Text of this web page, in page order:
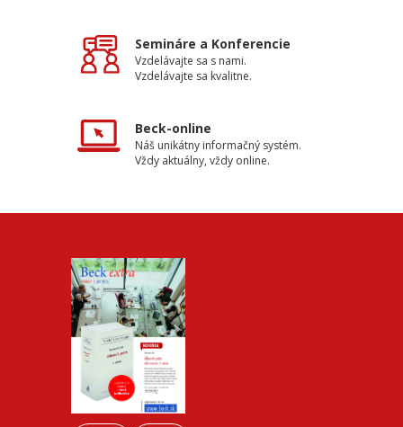
Semináre a Konferencie
Vzdelávajte sa s nami.
Vzdelávajte sa kvalitne.
Beck-online
Náš unikátny informačný systém.
Vždy aktuálny, vždy online.